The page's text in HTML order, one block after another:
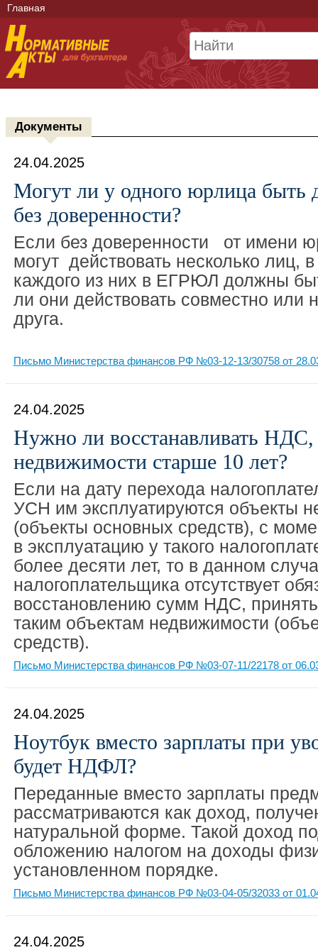
Главная
Документы
24.04.2025
Могут ли у одного юрлица быть
без доверенности?
Если без доверенности от имени
могут действовать несколько лиц,
каждого из них в ЕГРЮЛ должны
ли они действовать совместно или
друга.
Письмо Министерства финансов РФ №03-12-13/30758 от
24.04.2025
Нужно ли восстанавливать НДС,
недвижимости старше 10 лет?
Если на дату перехода
УСН им эксплуатируются объекты
(объекты основных средств), с
в эксплуатацию у такого
более десяти лет, то в данном
налогоплательщика отсутствует
восстановлению сумм НДС,
таким объектам недвижимости
средств).
Письмо Министерства финансов РФ №03-07-11/22178 от
24.04.2025
Ноутбук вместо зарплаты при
будет НДФЛ?
Переданные вместо зарплаты
рассматриваются как доход,
натуральной форме. Такой доход
обложению налогом на доходы
установленном порядке.
Письмо Министерства финансов РФ №03-04-05/32033 от
24.04.2025